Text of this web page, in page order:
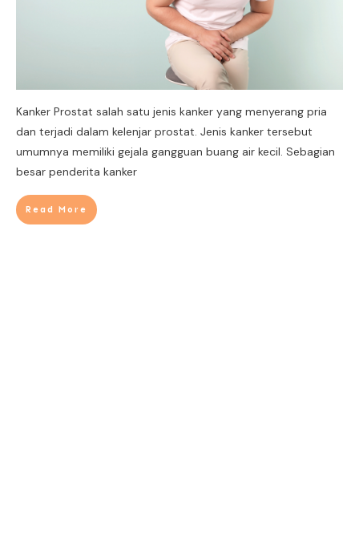
Kanker Prostat salah satu jenis kanker yang menyerang pria
dan terjadi dalam kelenjar prostat. Jenis kanker tersebut
umumnya memiliki gejala gangguan buang air kecil. Sebagian
besar penderita kanker
Read More